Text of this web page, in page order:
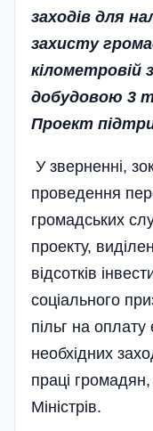
заходів для
захисту
кілометровій
добудовою 3
Проект
У зверненні,
проведення
громадських
проекту,
відсотків
соціального
пільг на оплату
необхідних
праці
Міністрів.